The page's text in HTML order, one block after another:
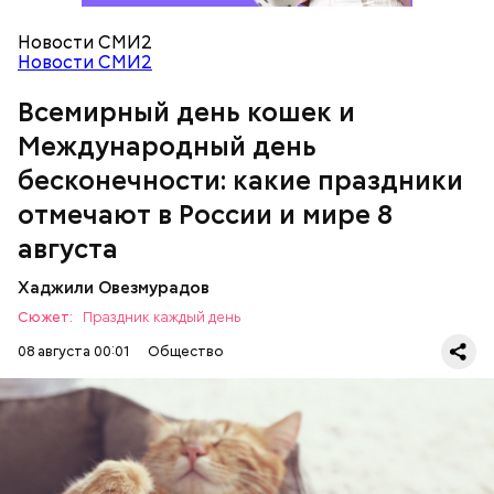
Новости СМИ2
Новости СМИ2
Всемирный день кошек и
Международный день
бесконечности: какие праздники
отмечают в России и мире 8
августа
Хаджили Овезмурадов
Сюжет:
Праздник каждый день
08 августа 00:01
Общество
Инициатором Всемирного дня кошек в 2002 году
стал международный фонд Animal Welfare. В этот
праздник котам демонстрируют свою любовь и
Международный день бесконечности
День малины со сливками
кабачок;
растительное масло;
помидоры черри либо грунтовые.